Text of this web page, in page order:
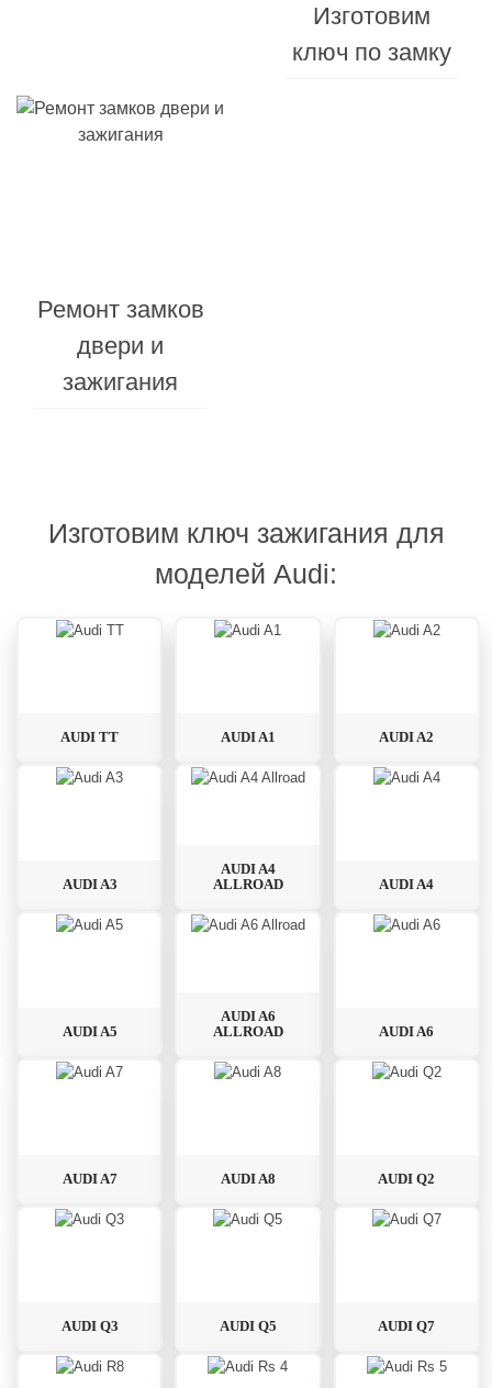
Изготовим
ключ по замку
Ремонт замков
двери и
зажигания
Изготовим ключ зажигания для
моделей Audi:
AUDI TT AUDI A1 AUDI A2
AUDI A3
AUDI A4
ALLROAD
AUDI A4
AUDI A5
AUDI A6
ALLROAD
AUDI A6
AUDI A7 AUDI A8 AUDI Q2
AUDI Q3 AUDI Q5 AUDI Q7